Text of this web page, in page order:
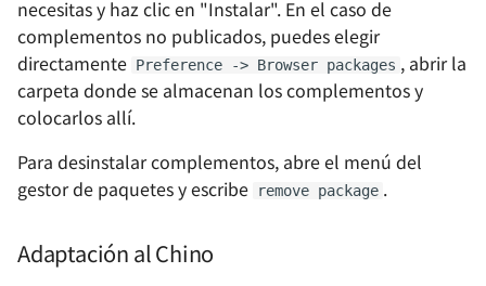
con servicios de nube
pública
Homelab -
Homelab - Next
nube con Raspberry Pi
Cómo dibujar un gráfico de
relaciones con Graphviz
RSS - Una Forma Eficiente
de Leer
remoto RDP a través de
necesitas y haz clic en "Instalar". En el caso de
complementos no publicados, puedes elegir
directamente Preference -> Browser packages , abrir la
carpeta donde se almacenan los complementos y
colocarlos allí.
Para desinstalar complementos, abre el menú del
gestor de paquetes y escribe
remove package .
Adaptación al Chino